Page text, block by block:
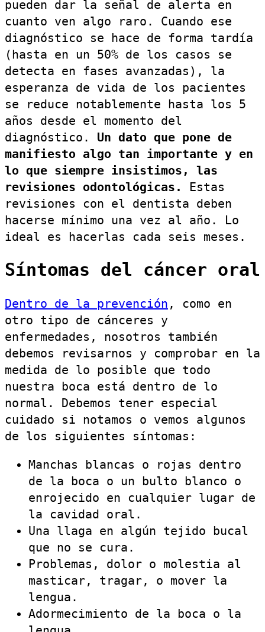
pueden dar la señal de alerta en
cuanto ven algo raro. Cuando ese
diagnóstico se hace de forma tardía
(hasta en un 50% de los casos se
detecta en fases avanzadas), la
esperanza de vida de los pacientes
se reduce notablemente hasta los 5
años desde el momento del
diagnóstico. Un dato que pone de
manifiesto algo tan importante y en
lo que siempre insistimos, las
revisiones odontológicas.
Estas
revisiones con el dentista deben
hacerse mínimo una vez al año. Lo
ideal es hacerlas cada seis meses.
Síntomas del cáncer oral
Dentro de la prevención , como en
otro tipo de cánceres y
enfermedades, nosotros también
debemos revisarnos y comprobar en la
medida de lo posible que todo
nuestra boca está dentro de lo
normal. Debemos tener especial
cuidado si notamos o vemos algunos
de los siguientes síntomas:
Manchas blancas o rojas dentro
de la boca o un bulto blanco o
enrojecido en cualquier lugar de
la cavidad oral.
Una llaga en algún tejido bucal
que no se cura.
Problemas, dolor o molestia al
masticar, tragar, o mover la
lengua.
Adormecimiento de la boca o la